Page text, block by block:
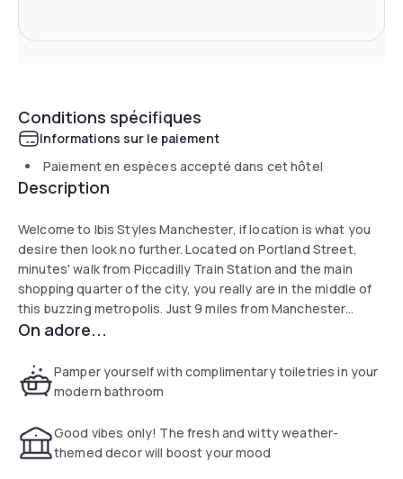
Conditions spécifiques
Informations sur le paiement
Paiement en espèces accepté dans cet hôtel
Description
Welcome to Ibis Styles Manchester, if location is what you
desire then look no further. Located on Portland Street,
minutes' walk from Piccadilly Train Station and the main
shopping quarter of the city, you really are in the middle of
this buzzing metropolis. Just 9 miles from Manchester
International Airport, ibis Styles really is the perfect hotel to
nightlife and sports including our two home teams
Manchester United and Manchester City.
On adore...
Pamper yourself with complimentary toiletries in your
modern bathroom
Good vibes only! The fresh and witty weather-
themed decor will boost your mood